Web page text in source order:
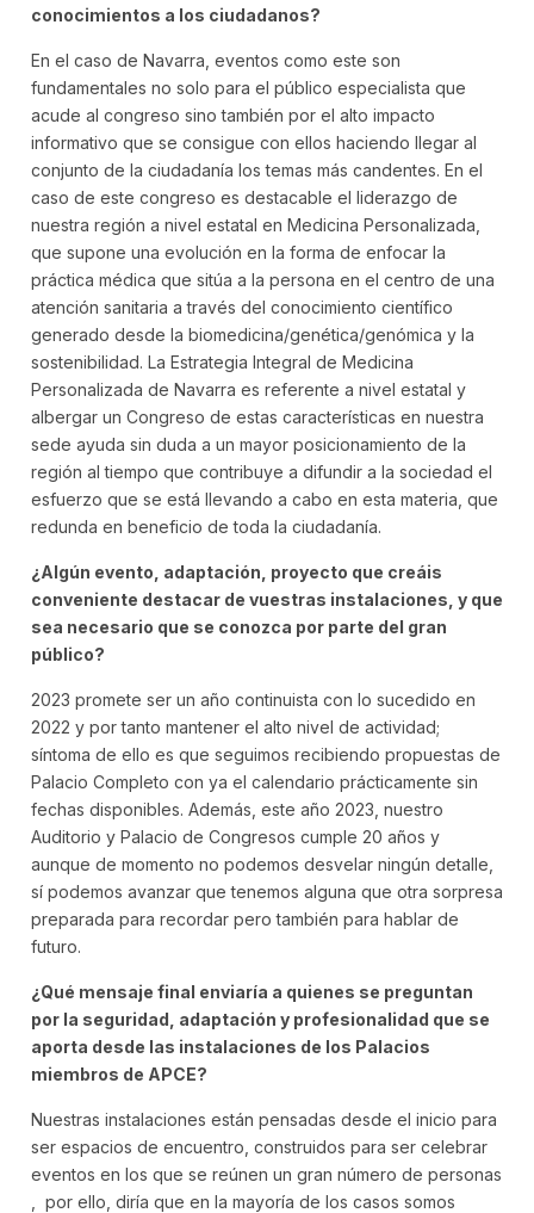
conocimientos a los ciudadanos?
En el caso de Navarra, eventos como este son
fundamentales no solo para el público especialista que
acude al congreso sino también por el alto impacto
informativo que se consigue con ellos haciendo llegar al
conjunto de la ciudadanía los temas más candentes. En el
caso de este congreso es destacable el liderazgo de
nuestra región a nivel estatal en Medicina Personalizada,
que supone una evolución en la forma de enfocar la
práctica médica que sitúa a la persona en el centro de una
atención sanitaria a través del conocimiento científico
generado desde la biomedicina/genética/genómica y la
sostenibilidad. La Estrategia Integral de Medicina
Personalizada de Navarra es referente a nivel estatal y
albergar un Congreso de estas características en nuestra
sede ayuda sin duda a un mayor posicionamiento de la
región al tiempo que contribuye a difundir a la sociedad el
esfuerzo que se está llevando a cabo en esta materia, que
redunda en beneficio de toda la ciudadanía.
¿Algún evento, adaptación, proyecto que creáis
conveniente destacar de vuestras instalaciones, y que
sea necesario que se conozca por parte del gran
público?
2023 promete ser un año continuista con lo sucedido en
2022 y por tanto mantener el alto nivel de actividad;
síntoma de ello es que seguimos recibiendo propuestas de
Palacio Completo con ya el calendario prácticamente sin
fechas disponibles. Además, este año 2023, nuestro
Auditorio y Palacio de Congresos cumple 20 años y
aunque de momento no podemos desvelar ningún detalle,
sí podemos avanzar que tenemos alguna que otra sorpresa
preparada para recordar pero también para hablar de
futuro.
¿Qué mensaje final enviaría a quienes se preguntan
por la seguridad, adaptación y profesionalidad que se
aporta desde las instalaciones de los Palacios
miembros de APCE?
Nuestras instalaciones están pensadas desde el inicio para
ser espacios de encuentro, construidos para ser celebrar
eventos en los que se reúnen un gran número de personas
, por ello, diría que en la mayoría de los casos somos